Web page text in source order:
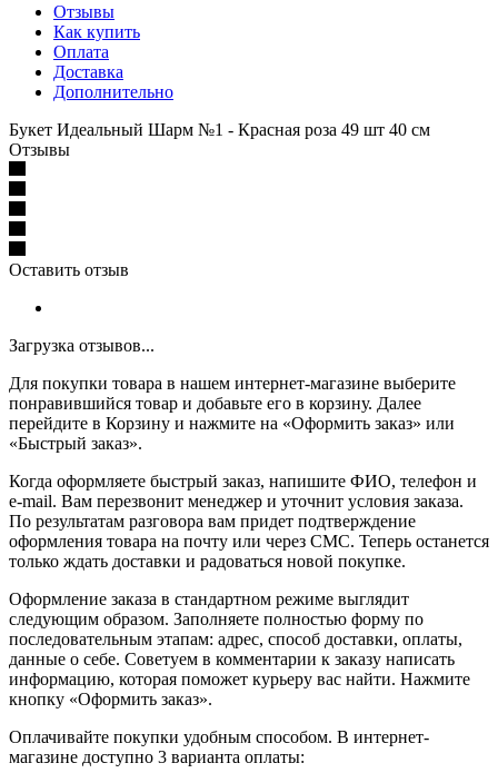
Отзывы
Как купить
Оплата
Доставка
Дополнительно
Букет Идеальный Шарм №1 - Красная роза 49 шт 40 см
Отзывы
Оставить отзыв
Загрузка отзывов...
Для покупки товара в нашем интернет-магазине выберите
понравившийся товар и добавьте его в корзину. Далее
перейдите в Корзину и нажмите на «Оформить заказ» или
«Быстрый заказ».
Когда оформляете быстрый заказ, напишите ФИО, телефон и
e-mail. Вам перезвонит менеджер и уточнит условия заказа.
По результатам разговора вам придет подтверждение
оформления товара на почту или через СМС. Теперь останется
только ждать доставки и радоваться новой покупке.
Оформление заказа в стандартном режиме выглядит
следующим образом. Заполняете полностью форму по
последовательным этапам: адрес, способ доставки, оплаты,
данные о себе. Советуем в комментарии к заказу написать
информацию, которая поможет курьеру вас найти. Нажмите
кнопку «Оформить заказ».
Оплачивайте покупки удобным способом. В интернет-
магазине доступно 3 варианта оплаты: